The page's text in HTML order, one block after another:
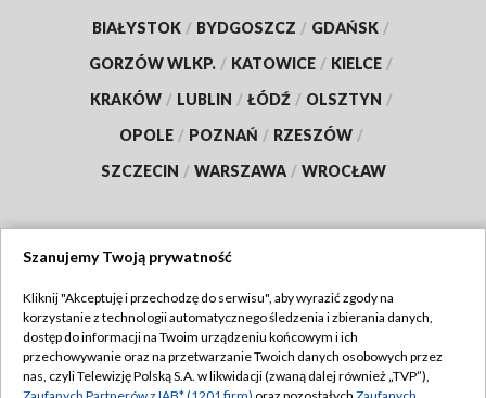
BIAŁYSTOK / BYDGOSZCZ / GDAŃSK /
GORZÓW WLKP. / KATOWICE / KIELCE /
KRAKÓW / LUBLIN / ŁÓDŹ / OLSZTYN /
OPOLE / POZNAŃ / RZESZÓW /
SZCZECIN / WARSZAWA / WROCŁAW
TVP
Abonament TVP
Emisja w TVP
Regulamin TVP
Szanujemy Twoją prywatność
Kliknij "Akceptuję i przechodzę do serwisu", aby wyrazić zgody na
korzystanie z technologii automatycznego śledzenia i zbierania danych,
dostęp do informacji na Twoim urządzeniu końcowym i ich
przechowywanie oraz na przetwarzanie Twoich danych osobowych przez
nas, czyli Telewizję Polską S.A. w likwidacji (zwaną dalej również „TVP”),